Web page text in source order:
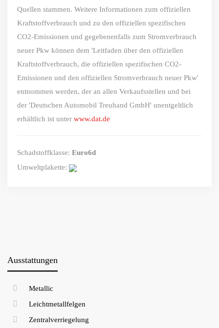
Quellen stammen. Weitere Informationen zum offiziellen
Kraftstoffverbrauch und zu den offiziellen spezifischen
CO2-Emissionen und gegebenenfalls zum Stromverbrauch
neuer Pkw können dem 'Leitfaden über den offiziellen
Kraftstoffverbrauch, die offiziellen spezifischen CO2-
Emissionen und den offiziellen Stromverbrauch neuer Pkw'
entnommen werden, der an allen Verkaufsstellen und bei
der 'Deutschen Automobil Treuhand GmbH' unentgeltlich
erhältlich ist unter www.dat.de
Schadstoffklasse: Euro6d
Umweltplakette:
Ausstattungen
Metallic
Leichtmetallfelgen
Zentralverriegelung